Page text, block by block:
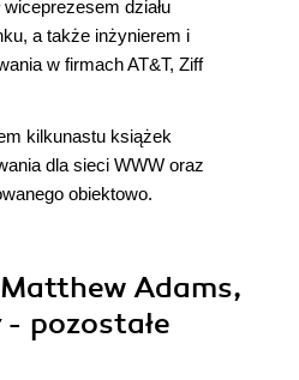
działu
a także inżynierem i
w firmach AT&T, Ziff
kilkunastu książek
dla sieci WWW oraz
obiektowo.
Adams,
pozostałe